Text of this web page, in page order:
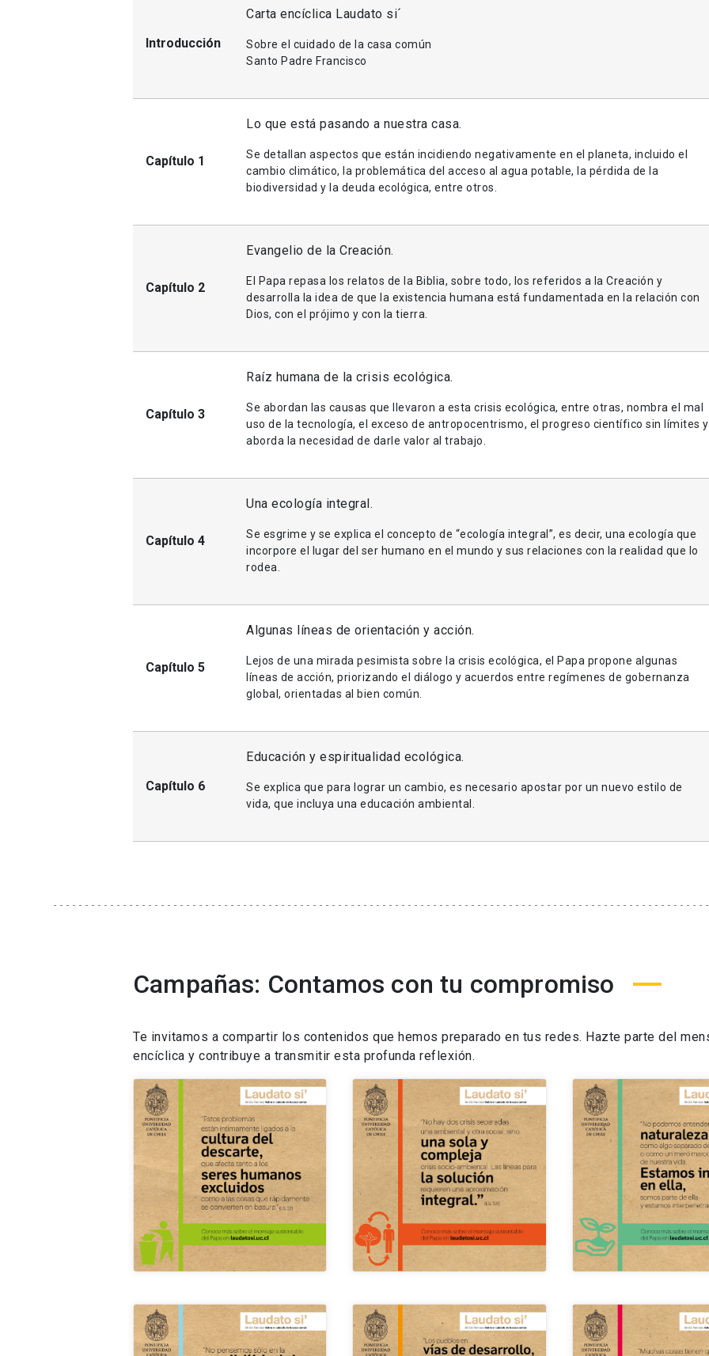
Introducción
Carta encíclica Laudato si´
Sobre el cuidado de la casa común
Santo Padre Francisco
Capítulo 1
Lo que está pasando a nuestra casa.
Se detallan aspectos que están incidiendo negativamente en el planeta, incluido el
cambio climático, la problemática del acceso al agua potable, la pérdida de la
biodiversidad y la deuda ecológica, entre otros.
Capítulo 2
Evangelio de la Creación.
El Papa repasa los relatos de la Biblia, sobre todo, los referidos a la Creación y
desarrolla la idea de que la existencia humana está fundamentada en la relación con
Dios, con el prójimo y con la tierra.
Capítulo 3
Raíz humana de la crisis ecológica.
Se abordan las causas que llevaron a esta crisis ecológica, entre otras, nombra el mal
uso de la tecnología, el exceso de antropocentrismo, el progreso científico sin límites y
aborda la necesidad de darle valor al trabajo.
Capítulo 4
Una ecología integral.
Se esgrime y se explica el concepto de “ecología integral”, es decir, una ecología que
incorpore el lugar del ser humano en el mundo y sus relaciones con la realidad que lo
rodea.
Capítulo 5
Algunas líneas de orientación y acción.
Lejos de una mirada pesimista sobre la crisis ecológica, el Papa propone algunas
líneas de acción, priorizando el diálogo y acuerdos entre regímenes de gobernanza
global, orientadas al bien común.
Capítulo 6
Educación y espiritualidad ecológica.
Se explica que para lograr un cambio, es necesario apostar por un nuevo estilo de
vida, que incluya una educación ambiental.
Campañas: Contamos con tu compromiso
Te invitamos a compartir los contenidos que hemos preparado en tus redes. Hazte parte del
encíclica y contribuye a transmitir esta profunda reflexión.